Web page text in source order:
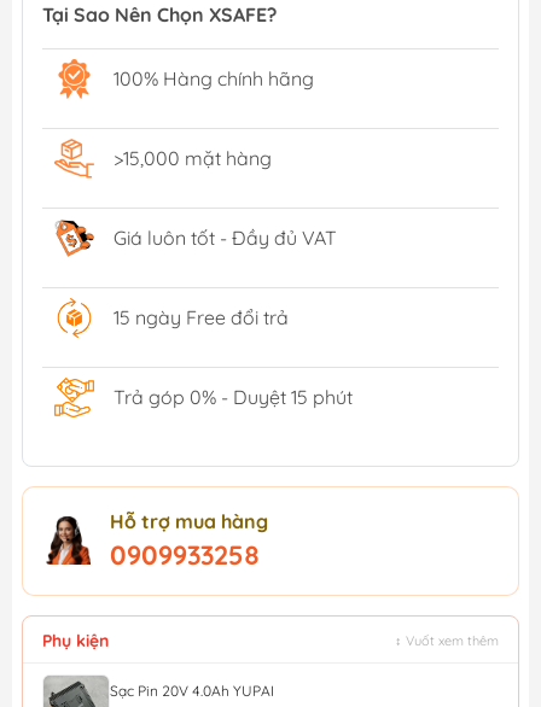
Tại Sao Nên Chọn XSAFE?
100% Hàng chính hãng
>15,000 mặt hàng
Giá luôn tốt - Đầy đủ VAT
15 ngày Free đổi trả
Trả góp 0% - Duyệt 15 phút
Hỗ trợ mua hàng
0909933258
Phụ kiện ↕ Vuốt xem thêm
Sạc Pin 20V 4.0Ah YUPAI